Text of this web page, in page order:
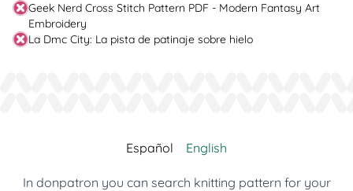
Geek Nerd Cross Stitch Pattern PDF - Modern Fantasy Art
Embroidery
La Dmc City: La pista de patinaje sobre hielo
Español English
In donpatron you can search knitting pattern for your